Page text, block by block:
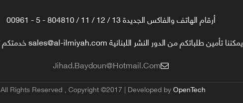
أرقام الهاتف والفاكس الجديدة 13 / 12 / 11 / 804810 - 5 - 00961
يمكننا تأمين طلباتكم من الدور النشر اللبنانية sales@al-ilmiyah.com خدمتكم تسعدنا
Jihad.baydoun@hotmail.com
All Rights Reserved , Copyright ©2017 | Developed byOpenTech